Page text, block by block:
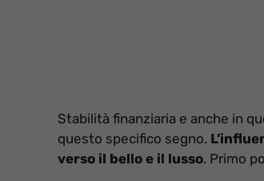
Stabilità finanziaria e anche in
questo specifico segno.
verso il bello e il lusso. Primo